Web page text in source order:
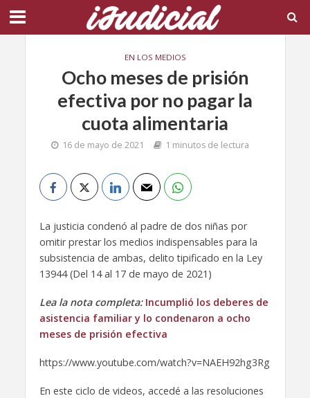
EN LOS MEDIOS
Ocho meses de prisión
efectiva por no pagar la
cuota alimentaria
16 de mayo de 2021 1 minutos de lectura
La justicia condenó al padre de dos niñas por
omitir prestar los medios indispensables para la
subsistencia de ambas, delito tipificado en la Ley
13944 (Del 14 al 17 de mayo de 2021)
Lea la nota completa: Incumplió los deberes de
asistencia familiar y lo condenaron a ocho
meses de prisión efectiva
https://www.youtube.com/watch?v=NAEH92hg3Rg
En este ciclo de videos, accedé a las resoluciones